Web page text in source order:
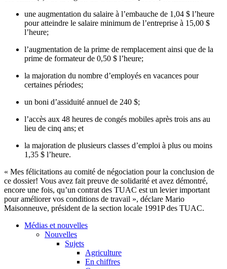
une augmentation du salaire à l’embauche de 1,04 $ l’heure
pour atteindre le salaire minimum de l’entreprise à 15,00 $
l’heure;
l’augmentation de la prime de remplacement ainsi que de la
prime de formateur de 0,50 $ l’heure;
la majoration du nombre d’employés en vacances pour
certaines périodes;
un boni d’assiduité annuel de 240 $;
l’accès aux 48 heures de congés mobiles après trois ans au
lieu de cinq ans; et
la majoration de plusieurs classes d’emploi à plus ou moins
1,35 $ l’heure.
« Mes félicitations au comité de négociation pour la conclusion de
ce dossier! Vous avez fait preuve de solidarité et avez démontré,
encore une fois, qu’un contrat des TUAC est un levier important
pour améliorer vos conditions de travail », déclare Mario
Maisonneuve, président de la section locale 1991P des TUAC.
Médias et nouvelles
Nouvelles
Sujets
Agriculture
En chiffres